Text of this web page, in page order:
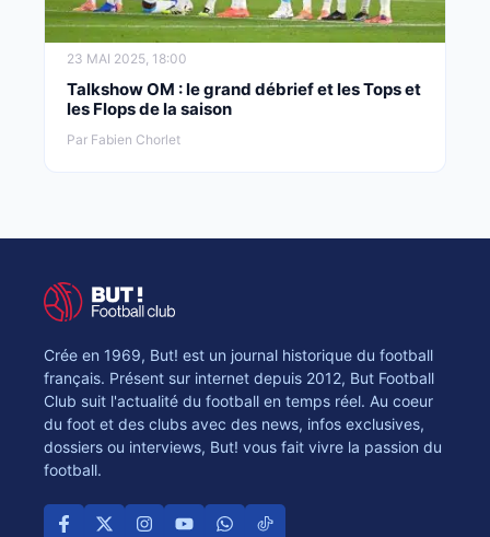
23 MAI 2025, 18:00
Talkshow OM : le grand débrief et les Tops et
les Flops de la saison
Par Fabien Chorlet
Crée en 1969, But! est un journal historique du football
français. Présent sur internet depuis 2012, But Football
Club suit l'actualité du football en temps réel. Au coeur
du foot et des clubs avec des news, infos exclusives,
dossiers ou interviews, But! vous fait vivre la passion du
football.